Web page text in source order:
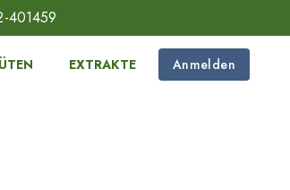
401459
EXTRAKTE Anmelden